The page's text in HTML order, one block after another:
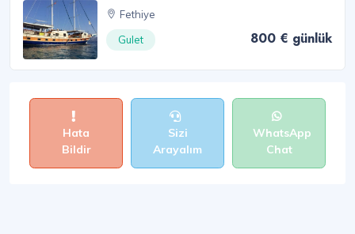
Fethiye
Gulet
800 € günlük
Hata
Bildir
Sizi
Arayalım
WhatsApp
Chat